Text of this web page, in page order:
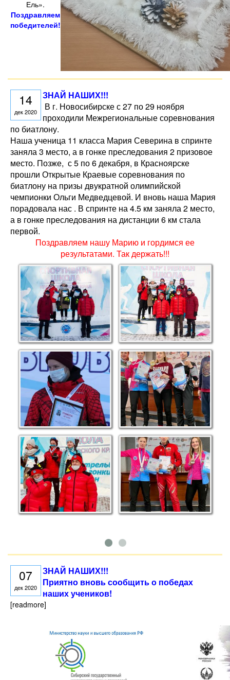
Ель».
Поздравляем
победителей!
14
дек 2020
ЗНАЙ НАШИХ!!!
В г. Новосибирске с 27 по 29 ноября
проходили Межрегиональные соревнования
по биатлону.
Наша ученица 11 класса Мария Северина в спринте
заняла 3 место, а в гонке преследования 2 призовое
место. Позже, с 5 по 6 декабря, в Красноярске
прошли Открытые Краевые соревнования по
биатлону на призы двукратной олимпийской
чемпионки Ольги Медведцевой. И вновь наша Мария
порадовала нас . В спринте на 4.5 км заняла 2 место,
а в гонке преследования на дистанции 6 км стала
первой.
Поздравляем нашу Марию и гордимся ее
результатами. Так держать!!!
07
дек 2020
ЗНАЙ НАШИХ!!!
Приятно вновь сообщить о победах
наших учеников!
[readmore]